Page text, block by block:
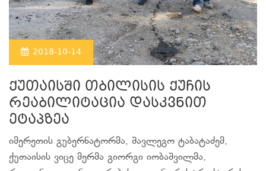
2018-10-14
ქუთაისში თბილისის ქუჩის
რეაბილიტაცია დასკვნით
ეტაპზეა
იმერეთის გუბერნატორმა, შავლეგო ტაბატაძემ,
ქუთაისის ვიცე მერმა გიორგი იობაშვილმა,